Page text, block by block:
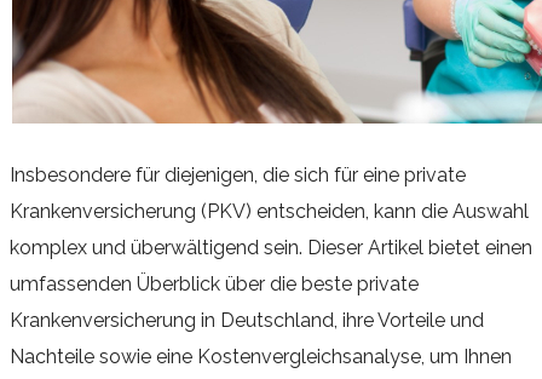
Insbesondere für diejenigen, die sich für eine private
Krankenversicherung (PKV) entscheiden, kann die Auswahl
komplex und überwältigend sein. Dieser Artikel bietet einen
umfassenden Überblick über die beste private
Krankenversicherung in Deutschland, ihre Vorteile und
Nachteile sowie eine Kostenvergleichsanalyse, um Ihnen